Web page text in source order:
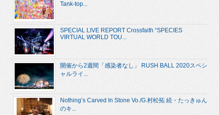
Tank-top...
SPECIAL LIVE REPORT Crossfaith “SPECIES
VIRTUAL WORLD TOU...
開催から2週間「感染者なし」 RUSH BALL 2020スペシ
ャルライ...
Nothing’s Carved In Stone Vo./G.村松拓 続・たっきゅん
のキ...